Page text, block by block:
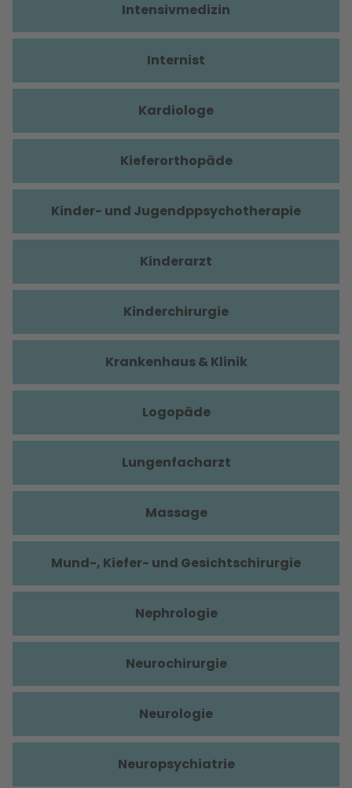
Intensivmedizin
Internist
Kardiologe
Kieferorthopäde
Kinder- und Jugendppsychotherapie
Kinderarzt
Kinderchirurgie
Krankenhaus & Klinik
Logopäde
Lungenfacharzt
Massage
Mund-, Kiefer- und Gesichtschirurgie
Nephrologie
Neurochirurgie
Neurologie
Neuropsychiatrie